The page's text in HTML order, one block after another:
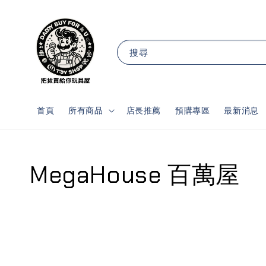
搜尋
首頁 所有商品 店長推薦 預購專區 最新消息
MegaHouse 百萬屋